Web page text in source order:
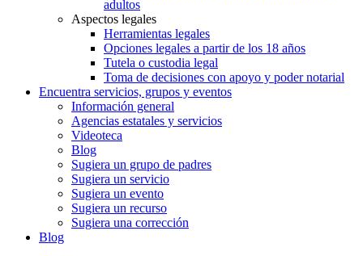
adultos
Aspectos legales
Herramientas legales
Opciones legales a partir de los 18 años
Tutela o custodia legal
Toma de decisiones con apoyo y poder notarial
Encuentra servicios, grupos y eventos
Información general
Agencias estatales y servicios
Videoteca
Blog
Sugiera un grupo de padres
Sugiera un servicio
Sugiera un evento
Sugiera un recurso
Sugiera una corrección
Blog